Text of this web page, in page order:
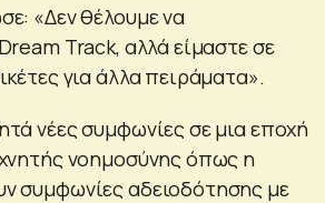
«Δεν θέλουμε να
Track, αλλά είμαστε σε
για άλλα πειράματα».
νέες συμφωνίες σε μια εποχή
νοημοσύνης όπως η
συμφωνίες αδειοδότησης με